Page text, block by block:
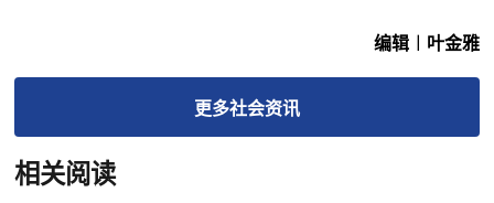
编辑︱叶金雅
更多社会资讯
相关阅读